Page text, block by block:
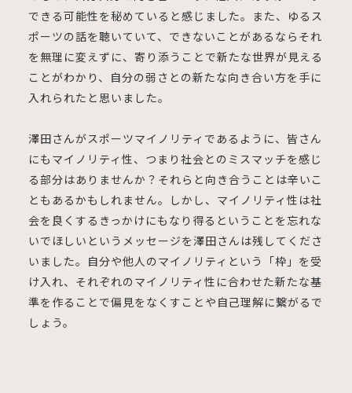
できる可能性を秘めていると感じました。また、ゆるス
ポーツの話を聴いていて、できないことがあるならそれ
を無理に変えずに、寄り添うことで新たな世界が見える
ことがわかり、自分の弱さとの新たな向き合い方を手に
入れられたと思いました。
澤田さんがスポーツマイノリティであるように、皆さん
にもマイノリティ性、つまり社会とのミスマッチを感じ
る部分はありませんか？それらと向き合うことは辛いこ
ともあるかもしれません。しかし、マイノリティ性は社
会を良くするきっかけにもなり得るということを忘れな
いでほしいというメッセージを澤田さんは残してくださ
いました。自分や他人のマイノリティという「枠」を受
け入れ、それぞれのマイノリティ性に合わせた新たな基
準を作ることで偏見をなくすことや自己理解に繋がるで
しょう。